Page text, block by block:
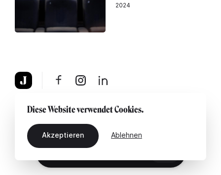
2024
Über uns Rechtshinweis Kontaktiere uns
Diese Website verwendet Cookies.
Akzeptieren Ablehnen